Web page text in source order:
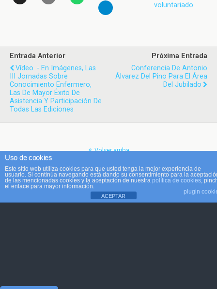
voluntariado
Entrada Anterior
Vídeo. - En Imágenes, Las
III Jornadas Sobre
Conocimiento Enfermero,
Las De Mayor Éxito De
Asistencia Y Participación De
Todas Las Ediciones
Próxima Entrada
Conferencia De Antonio
Álvarez Del Pino Para El Área
Del Jubilado
Volver arriba
Móvil Escritorio
Uso de cookies
Este sitio web utiliza cookies para que usted tenga la mejor experiencia de
usuario. Si continúa navegando está dando su consentimiento para la
de las mencionadas cookies y la aceptación de nuestra política de cookies,
el enlace para mayor información.
plugin
ACEPTAR